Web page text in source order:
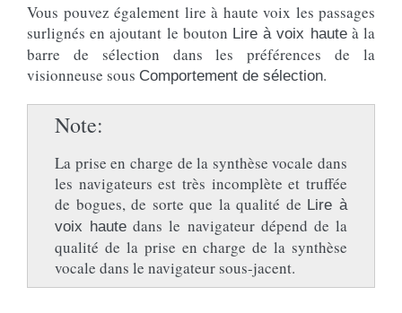
Vous pouvez également lire à haute voix les passages
surlignés en ajoutant le bouton Lire à voix hauteà la
barre de sélection dans les préférences de la
visionneuse sous Comportement de sélection.
Note
La prise en charge de la synthèse vocale dans
les navigateurs est très incomplète et truffée
de bogues, de sorte que la qualité de Lire à
voix haute dans le navigateur dépend de la
qualité de la prise en charge de la synthèse
vocale dans le navigateur sous-jacent.